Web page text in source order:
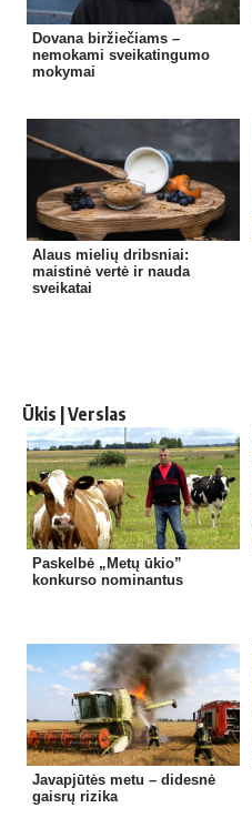
Dovana biržiečiams –
nemokami sveikatingumo
mokymai
Alaus mielių dribsniai:
maistinė vertė ir nauda
sveikatai
Ūkis | Verslas
Paskelbė „Metų ūkio”
konkurso nominantus
Javapjūtės metu – didesnė
gaisrų rizika